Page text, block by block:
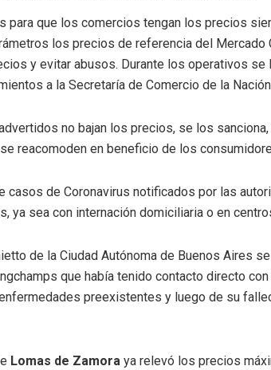
para que los comercios tengan los precios
los precios de referencia del Mercado
y evitar abusos. Durante los operativos se
a la Secretaría de Comercio de la
no bajan los precios, se los
reacomoden en beneficio de los
casos de Coronavirus notificados por las
ya sea con internación domiciliaria o en
de la Ciudad Autónoma de Buenos Aires
que había tenido contacto directo con
preexistentes y luego de su
Lomas de Zamora ya relevó los precios